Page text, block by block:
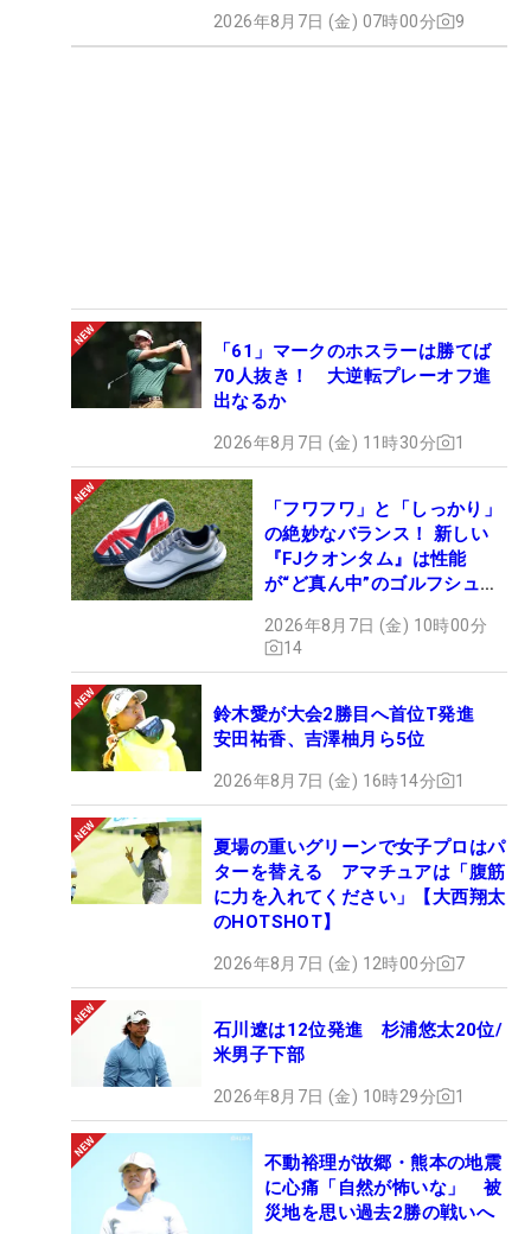
2026年8月7日 (金) 07時00分 9
「61」マークのホスラーは勝てば
70人抜き！ 大逆転プレーオフ進
出なるか
2026年8月7日 (金) 11時30分 1
「フワフワ」と「しっかり」
の絶妙なバランス！ 新しい
『FJクオンタム』は性能
が“ど真ん中”のゴルフシュー
2026年8月7日 (金) 10時00分
14
鈴木愛が大会2勝目へ首位T発進
安田祐香、吉澤柚月ら5位
2026年8月7日 (金) 16時14分 1
夏場の重いグリーンで女子プロはパ
ターを替える アマチュアは「腹筋
に力を入れてください」【大西翔太
のHOTSHOT】
2026年8月7日 (金) 12時00分 7
石川遼は12位発進 杉浦悠太20位/
米男子下部
2026年8月7日 (金) 10時29分 1
不動裕理が故郷・熊本の地震
に心痛「自然が怖いな」 被
災地を思い過去2勝の戦いへ